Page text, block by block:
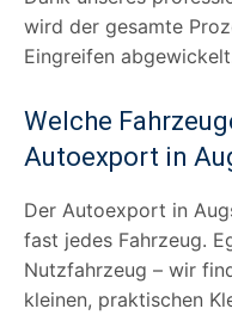
wird der gesamte
Eingreifen
Welche
Autoexport in
Der Autoexport in
fast jedes Fahrzeug.
Nutzfahrzeug – wir
kleinen, praktischen